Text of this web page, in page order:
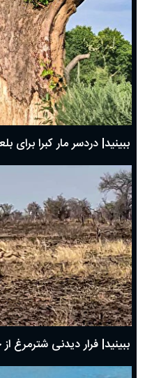
ببینید| دردسر مار کبرا برای
ببینید| فرار دیدنی شترمرغ